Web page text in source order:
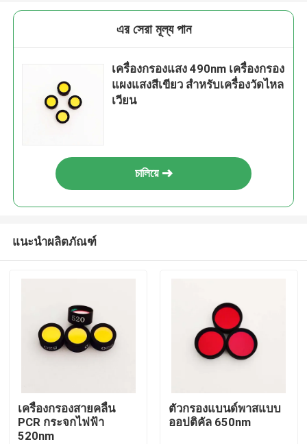
এর সেরা মূল্য পান
เครื่องกรองแสง 490nm เครื่องกรอง
แผงแสงสีเขียว สําหรับเครื่องวัดไหล
เวียน
চালিয়ে
แนะนำผลิตภัณฑ์
เครื่องกรองสายคลื่น
PCR กระจกไฟฟ้า
520nm
ตัวกรองแบนด์พาสแบบ
ออปติคัล 650nm